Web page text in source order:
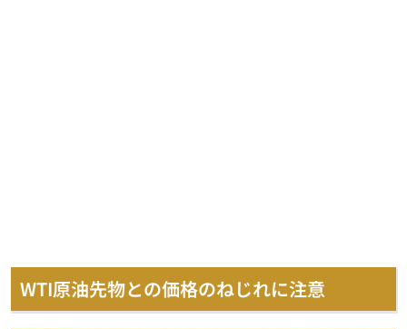
WTI原油先物との価格のねじれに注意